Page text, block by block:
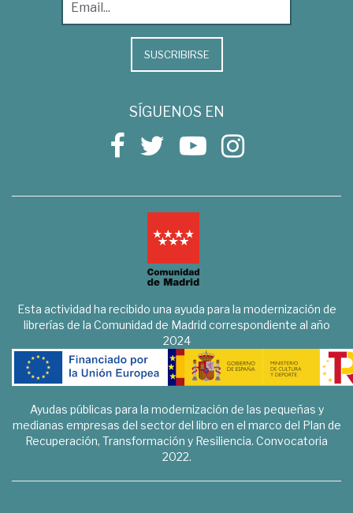
SUSCRIBIRSE
SÍGUENOS EN
Esta actividad ha recibido una ayuda para la modernización de
librerías de la Comunidad de Madrid correspondiente al año
2024
Ayudas públicas para la modernización de las pequeñas y
medianas empresas del sector del libro en el marco del Plan de
Recuperación, Transformación y Resiliencia. Convocatoria
2022.